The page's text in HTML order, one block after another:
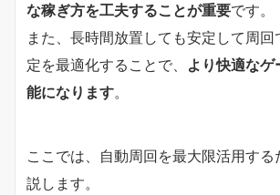
な稼ぎ方を工夫することが重要です。
また、長時間放置しても安定して周回
定を最適化することで、 より快適な
能になります。
ここでは、自動周回を最大限活用す
説します。